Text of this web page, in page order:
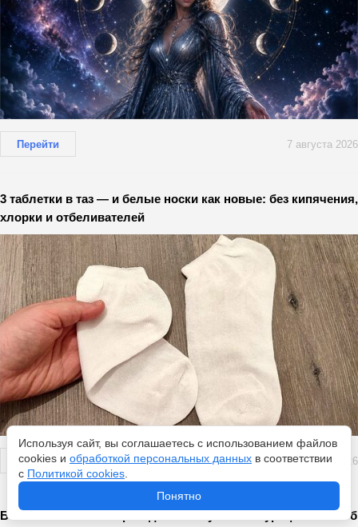
Перейти 7 августа 2026
3 таблетки в таз — и белые носки как новые: без кипячения,
хлорки и отбеливателей
Перейти 7 августа 2026
Больше с вентилятором дома не мучаюсь: турецкий способ
Используя сайт, вы соглашаетесь с использованием файлов
cookies и обработкой персональных данных в соответствии
с Политикой cookies
Понятно